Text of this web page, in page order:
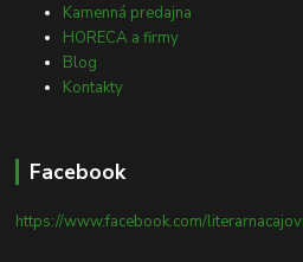
Kamenná predajna
HORECA a firmy
Blog
Kontakty
Facebook
https://www.facebook.com/